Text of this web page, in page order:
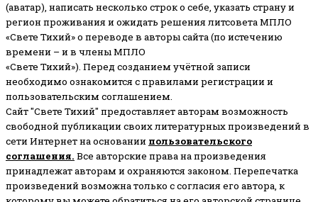
(аватар), написать несколько строк о себе, указать страну и
регион проживания и ожидать решения литсовета МПЛО
«Свете Тихий» о переводе в авторы сайта (по истечению
времени – и в члены МПЛО
«Свете Тихий»). Перед созданием учётной записи
необходимо ознакомится с правилами регистрации и
пользовательским соглашением.
Сайт "Свете Тихий" предоставляет авторам возможность
свободной публикации своих литературных произведений в
сети Интернет на основании пользовательского
соглашения. Все авторские права на произведения
принадлежат авторам и охраняются законом. Перепечатка
произведений возможна только с согласия его автора, к